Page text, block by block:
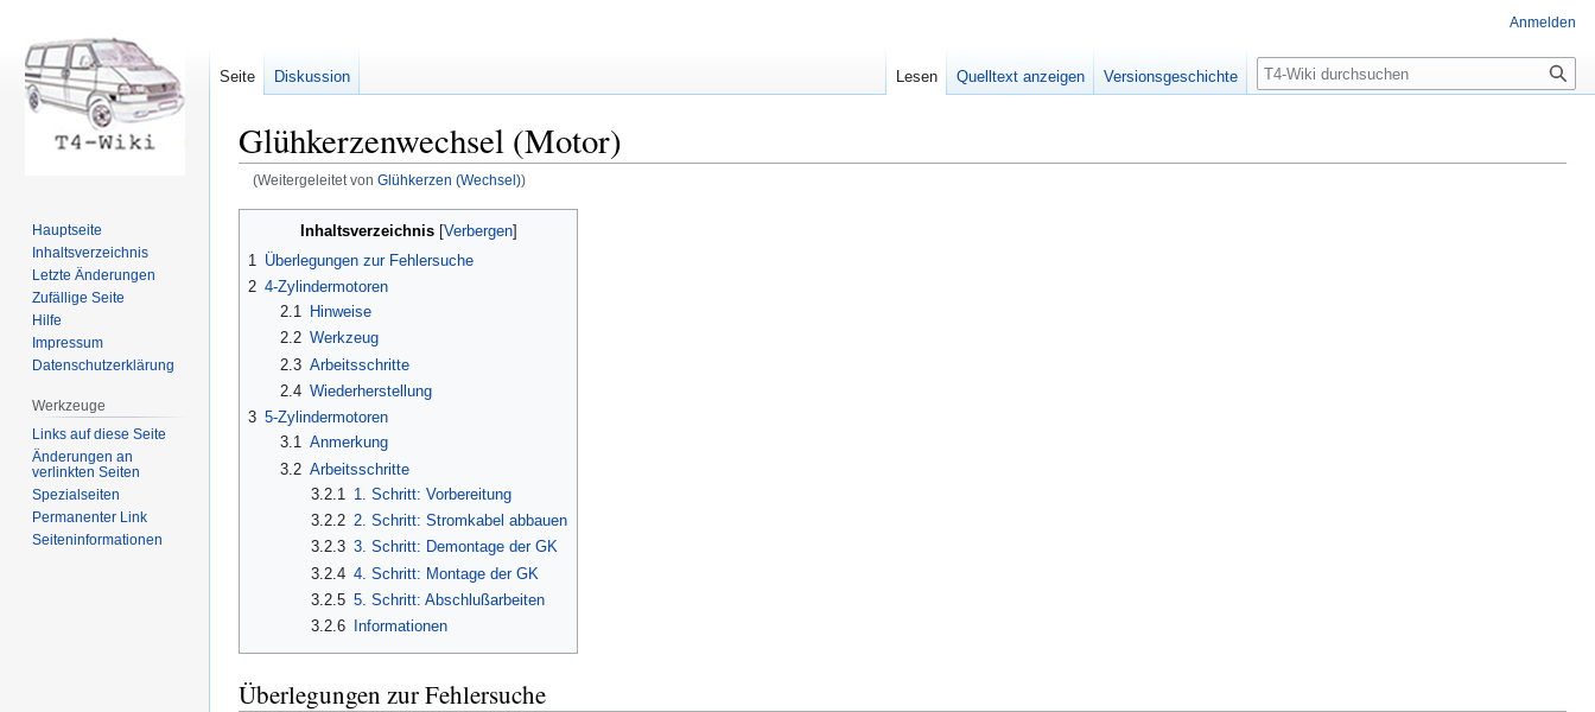
Glühkerzenwechsel (Motor)
(Weitergeleitet von Glühkerzen (Wechsel))
Navigation
Suche
Inhaltsverzeichnis
1
Überlegungen zur Fehlersuche
2 4-Zylindermotoren
2.1
Hinweise
2.2 Werkzeug
2.3 Arbeitsschritte
2.4 Wiederherstellung
3 5-Zylindermotoren
3.1 Anmerkung
3.2 Arbeitsschritte
3.2.1
1. Schritt: Vorbereitung
3.2.2 2. Schritt: Stromkabel abbauen
3.2.3 3. Schritt: Demontage der GK
3.2.4 4. Schritt: Montage der GK
3.2.5 5. Schritt: Abschlußarbeiten
3.2.6
Informationen
Überlegungen zur Fehlersuche
Anmelden
Seite Diskussion Lesen Quelltext anzeigen Versionsgeschichte Suche
Hauptseite
Inhaltsverzeichnis
Letzte Änderungen
Zufällige Seite
Hilfe
Impressum
Datenschutzerklärung
Werkzeuge
Links auf diese Seite
Änderungen an
verlinkten Seiten
Spezialseiten
Permanenter Link
Seiten­informationen